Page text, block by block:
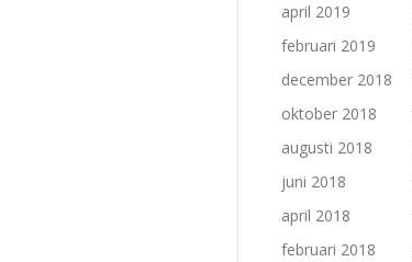
april 2019
februari 2019
december 2018
oktober 2018
augusti 2018
juni 2018
april 2018
februari 2018